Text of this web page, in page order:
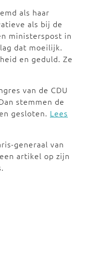
als haar
als bij de
ministerspost in
dat moeilijk.
en geduld. Ze
van de CDU
stemmen de
gesloten. Lees
generaal van
artikel op zijn